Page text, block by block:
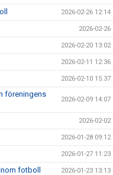
2026-02-26 12:14
2026-02-26
2026-02-20 13:02
2026-02-11 12:36
2026-02-10 15:37
föreningens
2026-02-09 14:07
2026-02-02
2026-01-28 09:12
2026-01-27 11:23
fotboll 2026-01-23 13:13